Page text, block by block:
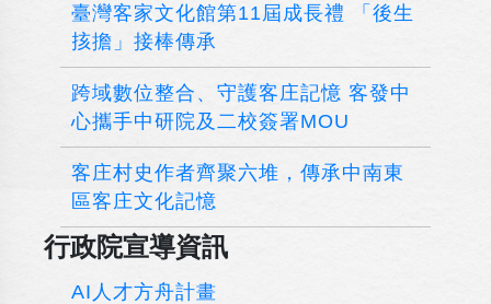
臺灣客家文化館第11屆成長禮 「後生
㧡擔」接棒傳承
跨域數位整合、守護客庄記憶 客發中
心攜手中研院及二校簽署MOU
客庄村史作者齊聚六堆，傳承中南東
區客庄文化記憶
行政院宣導資訊
AI人才方舟計畫